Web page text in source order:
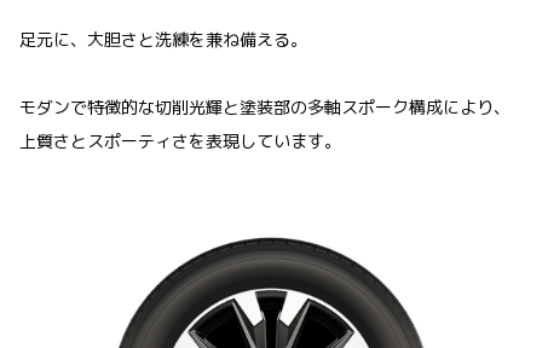
足元に、大胆さと洗練を兼ね備える。
モダンで特徴的な切削光輝と塗装部の多軸スポーク構成により、
上質さとスポーティさを表現しています。